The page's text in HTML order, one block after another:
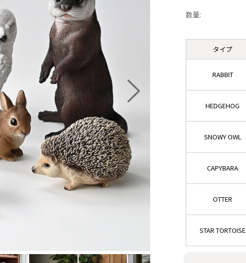
数量:
タイプ
RABBIT
HEDGEHOG
SNOWY OWL
CAPYBARA
OTTER
STAR TORTOISE